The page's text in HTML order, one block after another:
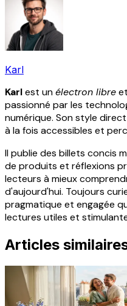
Karl
Karlest unélectron libre
passionné par les
numérique. Son style
à la fois accessibles et
Il publie des billets concis
de produits et réflexions
lecteurs à mieux
d'aujourd'hui. Toujours
pragmatique et engagée
lectures utiles et
Articles